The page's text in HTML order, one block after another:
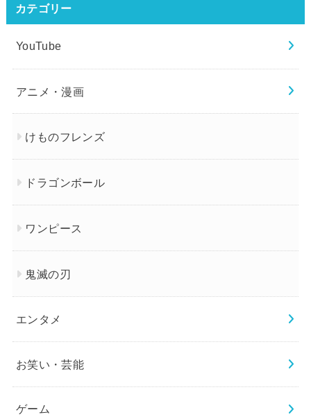
カテゴリー
YouTube
アニメ・漫画
けものフレンズ
ドラゴンボール
ワンピース
鬼滅の刃
エンタメ
お笑い・芸能
ゲーム